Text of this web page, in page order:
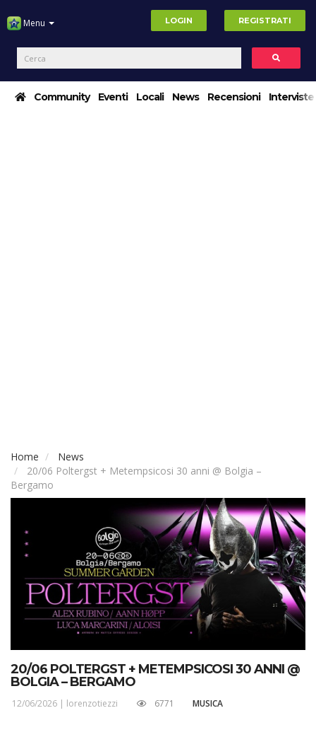
Menu LOGIN REGISTRATI
Community Eventi Locali News Recensioni Interviste
Home
News
20/06 Poltergst + Metempsicosi 30 anni @ Bolgia –
Bergamo
20/06 POLTERGST + METEMPSICOSI 30 ANNI @
BOLGIA – BERGAMO
12/06/2026 | lorenzotiezzi 6771 MUSICA